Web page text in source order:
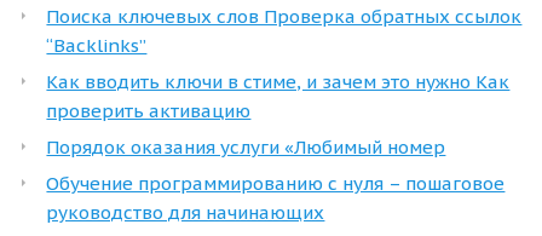
Поиска ключевых слов Проверка обратных ссылок
“Backlinks”
Как вводить ключи в стиме, и зачем это нужно Как
проверить активацию
Порядок оказания услуги «Любимый номер
Обучение программированию с нуля – пошаговое
руководство для начинающих